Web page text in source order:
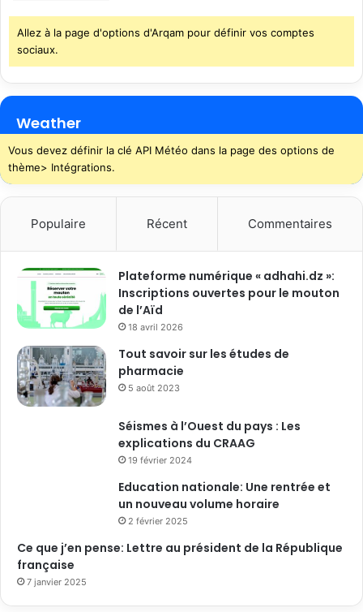
Allez à la page d'options d'Arqam pour définir vos comptes
sociaux.
Weather
Vous devez définir la clé API Météo dans la page des options de
thème> Intégrations.
Populaire Récent Commentaires
Plateforme numérique « adhahi.dz »:
Inscriptions ouvertes pour le mouton
de l’Aïd
18 avril 2026
Tout savoir sur les études de
pharmacie
5 août 2023
Séismes à l’Ouest du pays : Les
explications du CRAAG
19 février 2024
Education nationale: Une rentrée et
un nouveau volume horaire
2 février 2025
Ce que j’en pense: Lettre au président de la République
française
7 janvier 2025